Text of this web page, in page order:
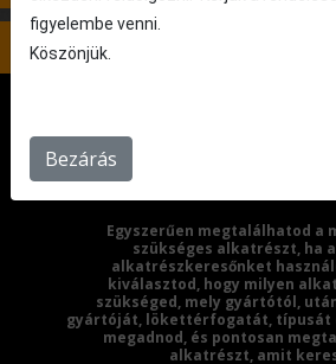
5. lépés: Nincs kiválasztva
Egyszerűen megtalálhatod a
szükséges alkatrészt, ha
alkatrészkeresőnket
kiválasztod, hogy milyen
szükséged, mely gyártótól,
gyártóját, lökettérfogatát, típusát
megadnod, és pontosan
alkatrészt, amit
figyelembe venni.
Köszönjük.
Bezárás